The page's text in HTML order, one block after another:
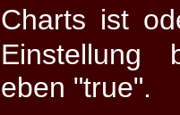
Charts ist
Einstellung
eben "true".